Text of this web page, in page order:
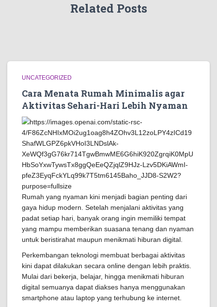
Related Posts
UNCATEGORIZED
Cara Menata Rumah Minimalis agar
Aktivitas Sehari-Hari Lebih Nyaman
Rumah yang nyaman kini menjadi bagian penting dari
gaya hidup modern. Setelah menjalani aktivitas yang
padat setiap hari, banyak orang ingin memiliki tempat
yang mampu memberikan suasana tenang dan nyaman
untuk beristirahat maupun menikmati hiburan digital.
Perkembangan teknologi membuat berbagai aktivitas
kini dapat dilakukan secara online dengan lebih praktis.
Mulai dari bekerja, belajar, hingga menikmati hiburan
digital semuanya dapat diakses hanya menggunakan
smartphone atau laptop yang terhubung ke internet.